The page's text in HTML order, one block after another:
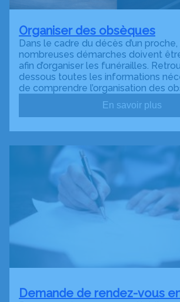
Organiser des obsèques
Dans le cadre du décès d’un proche,
nombreuses démarches doivent
afin d’organiser les funérailles.
dessous toutes les informations
de comprendre l’organisation des
En savoir plus
Demande de rendez-vous